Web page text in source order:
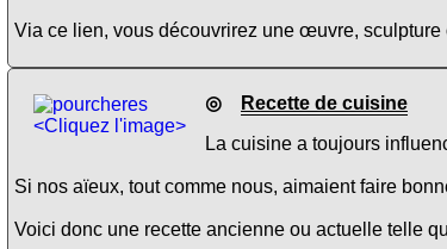
Via ce lien, vous découvrirez une œuvre, sculpture
<Cliquez l'image>
◎
Recette de cuisine
La cuisine a toujours
Si nos aïeux, tout comme nous, aimaient faire
Voici donc une recette ancienne ou actuelle telle